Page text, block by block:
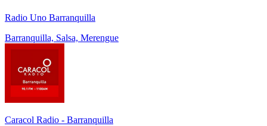
Radio Uno Barranquilla
Barranquilla, Salsa, Merengue
Caracol Radio - Barranquilla